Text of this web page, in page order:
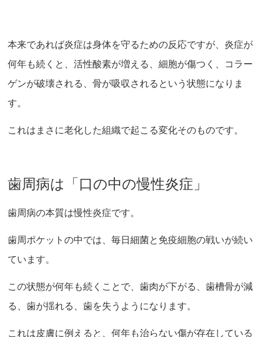
本来であれば炎症は身体を守るための反応ですが、炎症が
何年も続くと、活性酸素が増える、細胞が傷つく、コラー
ゲンが破壊される、骨が吸収されるという状態になりま
す。
これはまさに老化した組織で起こる変化そのものです。
歯周病は「口の中の慢性炎症」
歯周病の本質は慢性炎症です。
歯周ポケットの中では、毎日細菌と免疫細胞の戦いが続い
ています。
この状態が何年も続くことで、歯肉が下がる、歯槽骨が減
る、歯が揺れる、歯を失うようになります。
これは皮膚に例えると、何年も治らない傷が存在している